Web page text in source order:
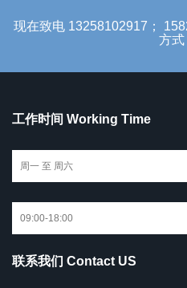
现在致电 13258102917；
方
工作时间 Working Time
联系我们 Contact US